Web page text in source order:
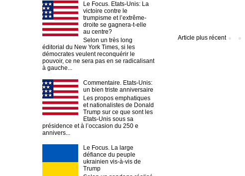
Article plus récent
Le Focus. Etats-Unis: La
victoire contre le
trumpisme et l’extrême-
droite se gagnera-t-elle
au centre?
Selon un très long
éditorial du New York Times, si les
démocrates veulent reconquérir le
pouvoir, ce ne sera pas en se radicalisant
à gauche...
Commentaire. Etats-Unis:
un bien triste anniversaire
Les propos emphatiques
et nationalistes de Donald
Trump sur ce que sont les
Etats-Unis sous sa
présidence et à l’occasion du 250 e
annivers...
Le Focus. La large
défiance du peuple
ukrainien vis-à-vis de
Trump